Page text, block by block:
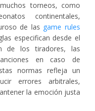
torneos, como
continentales,
de las game rules
especifican desde el
de los tiradores, las
en caso de
normas refleja un
errores arbitrales,
la emoción justa